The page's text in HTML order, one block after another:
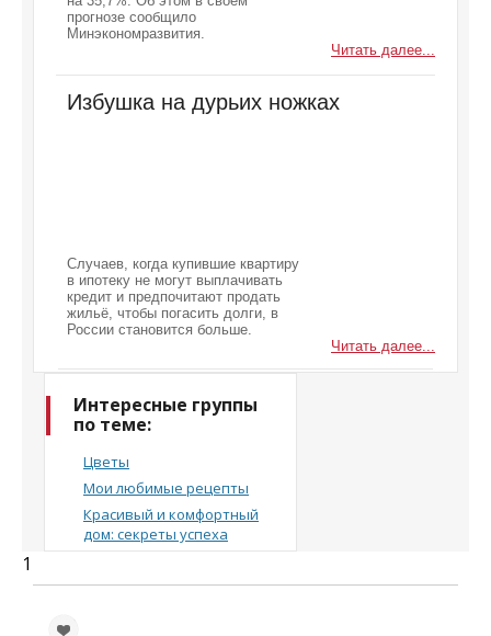
прогнозе сообщило
Минэкономразвития.
Читать далее...
Избушка на дурьих ножках
Случаев, когда купившие квартиру
в ипотеку не могут выплачивать
кредит и предпочитают продать
жильё, чтобы погасить долги, в
России становится больше.
Читать далее...
Интересные группы
по теме:
Цветы
Мои любимые рецепты
Красивый и комфортный
дом: секреты успеха
1